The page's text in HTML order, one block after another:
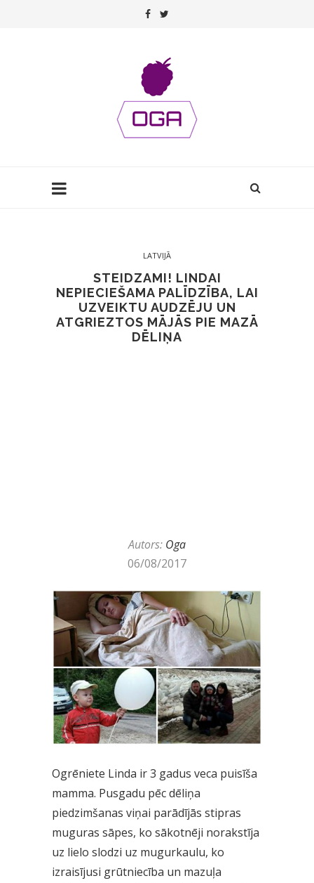
LATVIJĀ
STEIDZAMI! LINDAI
NEPIECIEŠAMA PALĪDZĪBA, LAI
UZVEIKTU AUDZĒJU UN
ATGRIEZTOS MĀJĀS PIE MAZĀ
DĒLIŅA
Autors: Oga
06/08/2017
Ogrēniete Linda ir 3 gadus veca puisīša
mamma. Pusgadu pēc dēliņa
piedzimšanas viņai parādījās stipras
muguras sāpes, ko sākotnēji norakstīja
uz lielo slodzi uz mugurkaulu, ko
izraisījusi grūtniecība un mazuļa